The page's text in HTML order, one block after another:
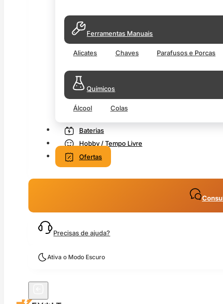
Ferramentas Manuais
Alicates Chaves Parafusos e Porcas
Químicos
Álcool Colas
Baterias
Hobby / Tempo Livre
Ofertas
Precisas de ajuda?
Ativa o Modo Escuro